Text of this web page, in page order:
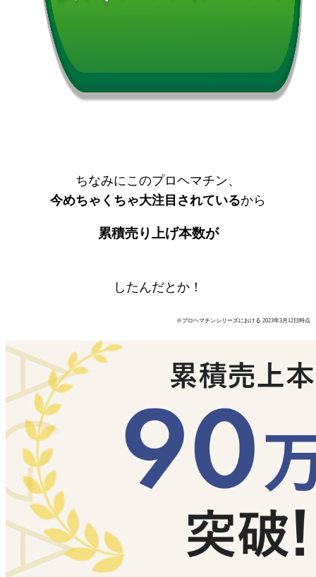
ちなみにこのプロヘマチン、
今めちゃくちゃ大注目されているから
累積売り上げ本数が
したんだとか！
※プロヘマチンシリーズにおける 2023年3月12日時点